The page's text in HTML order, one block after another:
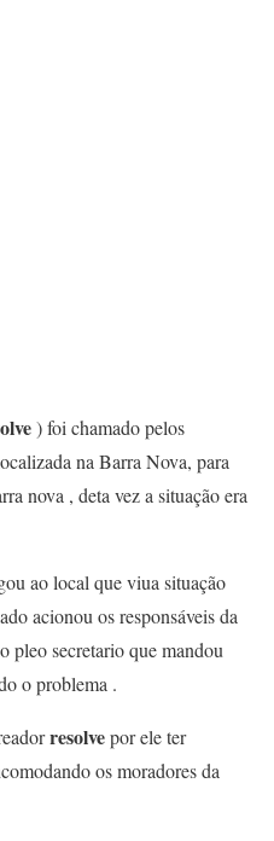
) foi chamado pelos
na Barra Nova, para
nova , deta vez a situação era
ao local que viua situação
acionou os responsáveis da
pleo secretario que mandou
o problema .
resolvepor ele ter
os moradores da